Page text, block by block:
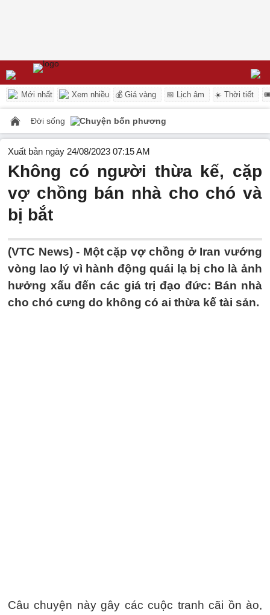
Mới nhất Xem nhiều 💰 Giá vàng 📅 Lịch âm ☀️ Thời tiết
Đời sống Chuyện bốn phương
Xuất bản ngày 24/08/2023 07:15 AM
Không có người thừa kế, cặp
vợ chồng bán nhà cho chó và
bị bắt
(VTC News) - Một cặp vợ chồng ở Iran vướng
vòng lao lý vì hành động quái lạ bị cho là ảnh
hưởng xấu đến các giá trị đạo đức: Bán nhà
cho chó cưng do không có ai thừa kế tài sản.
Câu chuyện này gây các cuộc tranh cãi ồn ào,